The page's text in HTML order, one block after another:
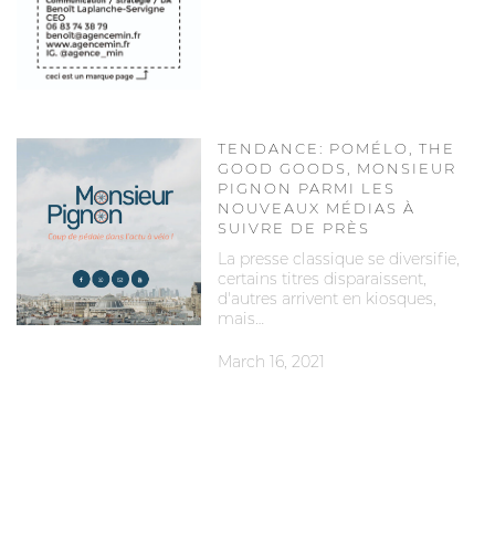
TENDANCE: POMÉLO, THE
GOOD GOODS, MONSIEUR
PIGNON PARMI LES
NOUVEAUX MÉDIAS À
SUIVRE DE PRÈS
La presse classique se diversifie,
certains titres disparaissent,
d'autres arrivent en kiosques,
mais…
March 16, 2021